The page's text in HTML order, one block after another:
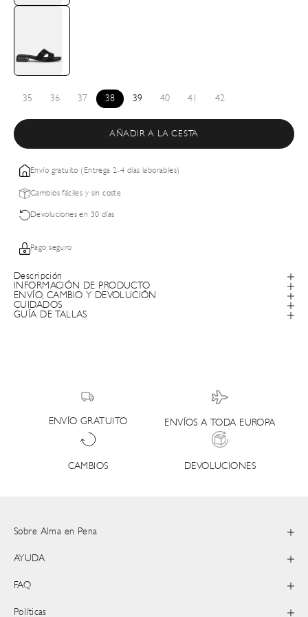
35 36 37 38 39 40 41 42
AÑADIR A LA CESTA
Envío gratuito (Entrega 2-4 días laborables)
Cambios fáciles y sin coste
Devoluciones en 30 días
Pago seguro
Descripción
INFORMACIÓN DE PRODUCTO
ENVÍO, CAMBIO Y DEVOLUCIÓN
CUIDADOS
GUÍA DE TALLAS
ENVÍO GRATUITO ENVÍOS A TODA EUROPA
CAMBIOS DEVOLUCIONES
Sobre Alma en Pena
AYUDA
FAQ
Políticas